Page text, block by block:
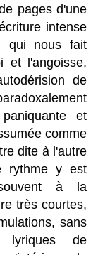
pages d'une
intense
qui nous fait
et l'angoisse,
de
et
comme
dite à l'autre
rythme y est
à la
très courtes,
sans
lyriques de